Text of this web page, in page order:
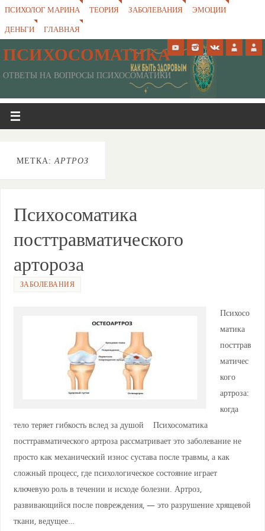
ПСИХОЛОГ МАРИНА ТЕОРИЯ ЗАБОЛЕВАНИЯ
ЭМОЦИИ
ДЕНЬГИ
ГЛАВНАЯ
ПСИХОСОМАТИКА
ОТВЕТЫ НА ВОПРОСЫ ПСИХОСОМАТИКИ
МЕТКА:АРТРОЗ
Психосоматика
посттравматического
артороза
ЗАБОЛЕВАНИЯ
Психосо
матика
посттрав
матичес
кого
артроза:
когда
тело теряет гибкость вслед за душой Психосоматика
посттравматического артроза рассматривает это заболевание не
просто как механический износ сустава после травмы, а как
сложный процесс, где психологическое состояние играет
ключевую роль в течении и исходе болезни. Артроз,
развивающийся после повреждения, — это разрушение хрящевой
ткани, ведущее…